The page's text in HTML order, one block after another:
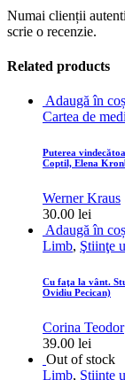
Numai clienții
scrie o recenzie.
Related products
Adaugă în coș
Cartea de
Puterea
Coptil, Elena
Werner Kraus
30.00 lei
Adaugă în coș
Limb, Ştiinţe
Cu faţa la vânt.
Ovidiu Pecican)
Corina Teodor
39.00 lei
Out of stock
Limb, Ştiinţe